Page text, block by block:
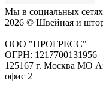
Мы в социальных
2026 © Швейная и
ООО "ПРОГРЕСС"
ОГРН: 1217700131956
125167 г. Москва МО
офис 2